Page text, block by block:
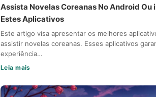
Assista Novelas Coreanas No Android Ou
Estes Aplicativos
Este artigo visa apresentar os melhores
assistir novelas coreanas. Esses aplicativos
experiência…
Leia mais